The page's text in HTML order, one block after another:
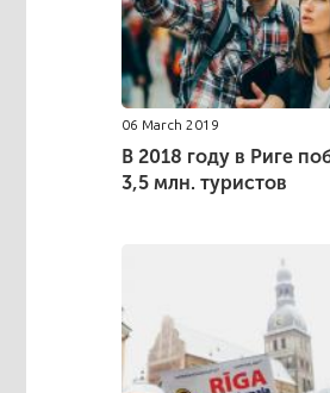
06 March 2019
В 2018 году в Риге
3,5 млн. туристов